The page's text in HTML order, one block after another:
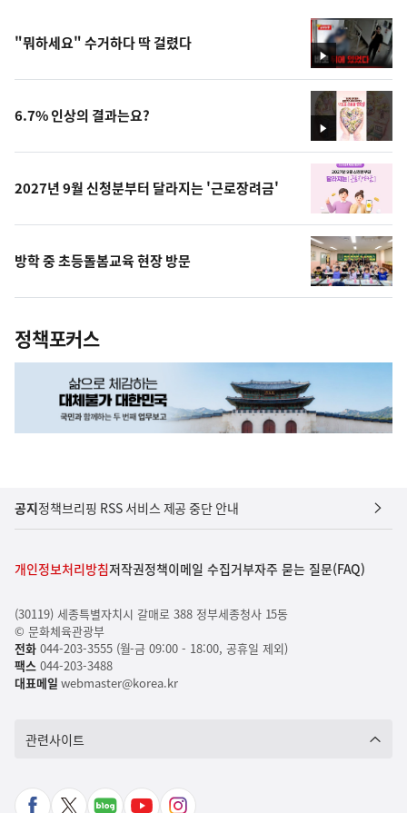
영
상
"뭐하세요" 수거하다 딱 걸렸다
영
상
6.7% 인상의 결과는요?
2027년 9월 신청분부터 달라지는 '근로장려금'
방학 중 초등돌봄교육 현장 방문
정책포커스
공지정책브리핑 RSS 서비스 제공 중단 안내
개인정보처리방침저작권정책이메일 수집거부자주 묻는 질문(FAQ)
(30119) 세종특별자치시 갈매로 388 정부세종청사 15동
© 문화체육관광부
전화044-203-3555 (월-금 09:00 - 18:00, 공휴일 제외)
팩스044-203-3488
대표메일 webmaster@korea.kr
관련사이트